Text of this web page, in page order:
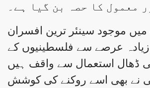
معمول کا حصہ بن گیا ہے۔
موجود سینئر ترین افسران
عرصے سے فلسطینیوں کے
ڈھال استعمال سے واقف ہیں
نے بھی اسے روکنے کی کوشش